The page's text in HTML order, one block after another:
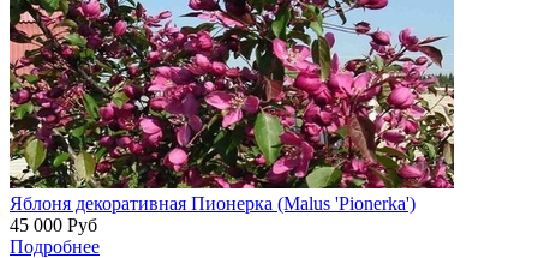
Яблоня декоративная Пионерка (Malus 'Pionerka')
45 000 Руб
Подробнее